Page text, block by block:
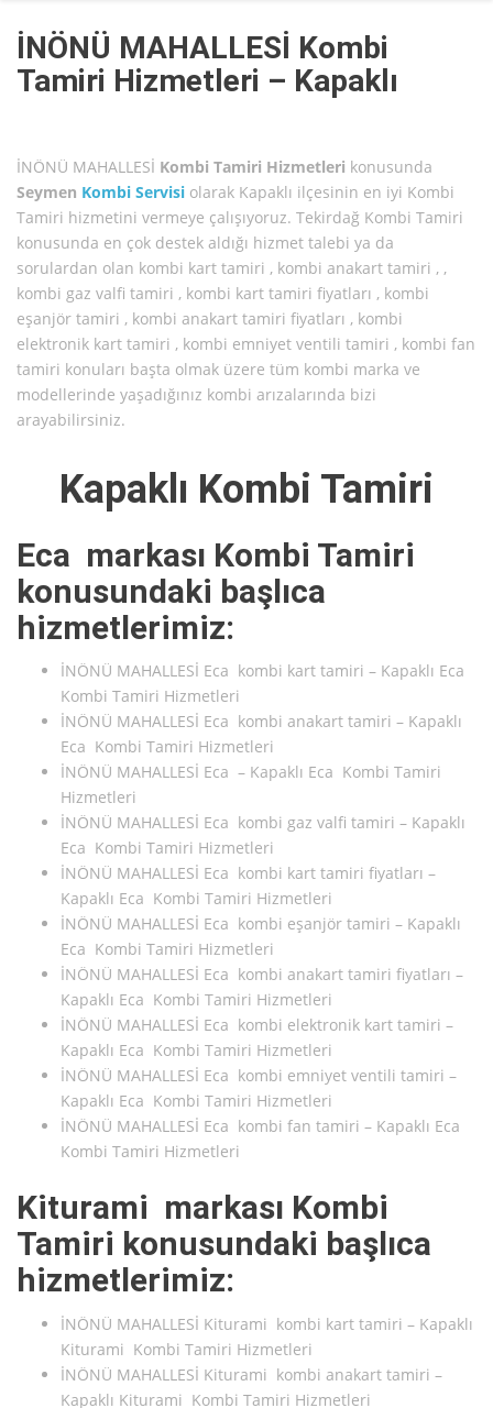
İNÖNÜ MAHALLESİ Kombi
Tamiri Hizmetleri – Kapaklı
İNÖNÜ MAHALLESİ Kombi Tamiri Hizmetleri konusunda
Seymen Kombi Servisi olarak Kapaklı ilçesinin en iyi Kombi
Tamiri hizmetini vermeye çalışıyoruz. Tekirdağ Kombi Tamiri
konusunda en çok destek aldığı hizmet talebi ya da
sorulardan olan kombi kart tamiri , kombi anakart tamiri , ,
kombi gaz valfi tamiri , kombi kart tamiri fiyatları , kombi
eşanjör tamiri , kombi anakart tamiri fiyatları , kombi
elektronik kart tamiri , kombi emniyet ventili tamiri , kombi fan
tamiri konuları başta olmak üzere tüm kombi marka ve
modellerinde yaşadığınız kombi arızalarında bizi
arayabilirsiniz.
Kapaklı Kombi Tamiri
Eca markası Kombi Tamiri
konusundaki başlıca
hizmetlerimiz:
İNÖNÜ MAHALLESİ Eca kombi kart tamiri – Kapaklı Eca
Kombi Tamiri Hizmetleri
İNÖNÜ MAHALLESİ Eca kombi anakart tamiri – Kapaklı
Eca Kombi Tamiri Hizmetleri
İNÖNÜ MAHALLESİ Eca – Kapaklı Eca Kombi Tamiri
Hizmetleri
İNÖNÜ MAHALLESİ Eca kombi gaz valfi tamiri – Kapaklı
Eca Kombi Tamiri Hizmetleri
İNÖNÜ MAHALLESİ Eca kombi kart tamiri fiyatları –
Kapaklı Eca Kombi Tamiri Hizmetleri
İNÖNÜ MAHALLESİ Eca kombi eşanjör tamiri – Kapaklı
Eca Kombi Tamiri Hizmetleri
İNÖNÜ MAHALLESİ Eca kombi anakart tamiri fiyatları –
Kapaklı Eca Kombi Tamiri Hizmetleri
İNÖNÜ MAHALLESİ Eca kombi elektronik kart tamiri –
Kapaklı Eca Kombi Tamiri Hizmetleri
İNÖNÜ MAHALLESİ Eca kombi emniyet ventili tamiri –
Kapaklı Eca Kombi Tamiri Hizmetleri
İNÖNÜ MAHALLESİ Eca kombi fan tamiri – Kapaklı Eca
Kombi Tamiri Hizmetleri
Kiturami markası Kombi
Tamiri konusundaki başlıca
hizmetlerimiz:
İNÖNÜ MAHALLESİ Kiturami kombi kart tamiri – Kapaklı
Kiturami Kombi Tamiri Hizmetleri
İNÖNÜ MAHALLESİ Kiturami kombi anakart tamiri –
Kapaklı Kiturami Kombi Tamiri Hizmetleri